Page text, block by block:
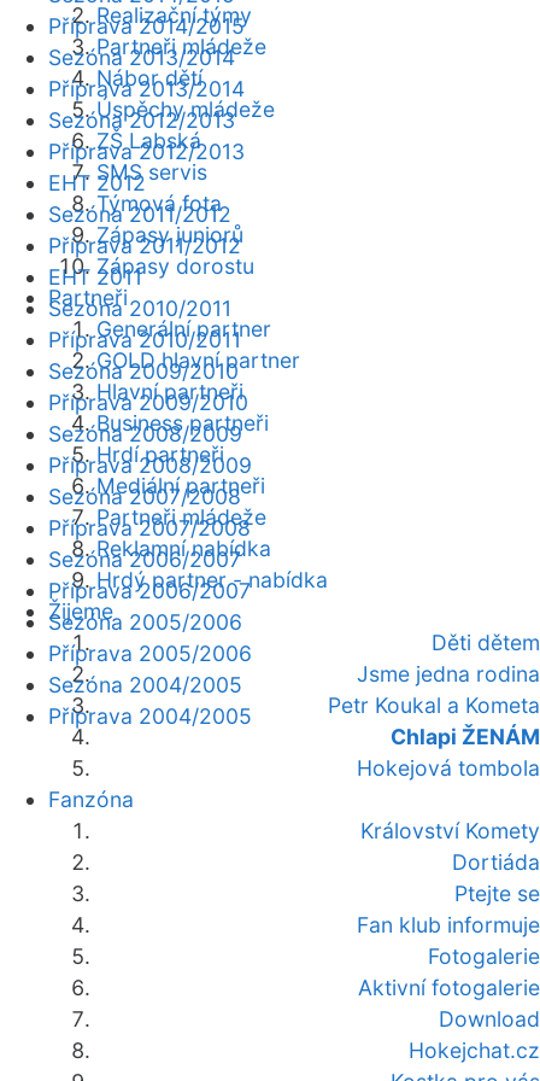
Realizační týmy
Partneři mládeže
Nábor dětí
Úspěchy mládeže
ZŠ Labská
SMS servis
Týmová fota
Zápasy juniorů
Zápasy dorostu
Partneři
Generální partner
GOLD hlavní partner
Hlavní partneři
Business partneři
Hrdí partneři
Mediální partneři
Partneři mládeže
Reklamní nabídka
Hrdý partner - nabídka
Žijeme
Děti dětem
Jsme jedna rodina
Petr Koukal a Kometa
Chlapi ŽENÁM
Hokejová tombola
Fanzóna
Království Komety
Dortiáda
Ptejte se
Fan klub informuje
Fotogalerie
Aktivní fotogalerie
Download
Hokejchat.cz
Příprava 2014/2015
Sezóna 2013/2014
Příprava 2013/2014
Sezóna 2012/2013
Příprava 2012/2013
EHT 2012
Sezóna 2011/2012
Příprava 2011/2012
EHT 2011
Sezóna 2010/2011
Příprava 2010/2011
Sezóna 2009/2010
Příprava 2009/2010
Sezóna 2008/2009
Příprava 2008/2009
Sezóna 2007/2008
Příprava 2007/2008
Sezóna 2006/2007
Příprava 2006/2007
Sezóna 2005/2006
Příprava 2005/2006
Sezóna 2004/2005
Příprava 2004/2005